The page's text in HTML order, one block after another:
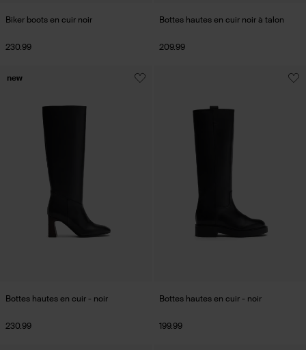
Biker boots en cuir noir
230.99
Bottes hautes en cuir noir à talon
209.99
Bottes hautes en cuir - noir
230.99
new
Bottes hautes en cuir - noir
199.99